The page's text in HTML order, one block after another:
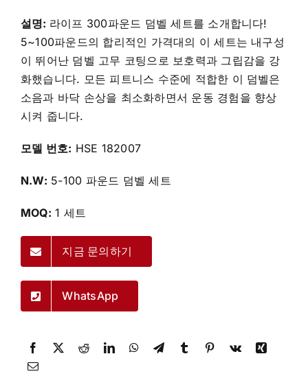
설명: 라이프 300파운드 덤벨 세트를 소개합니다!
5~100파운드의 합리적인 가격대의 이 세트는 내구성
이 뛰어난 덤벨 고무 코팅으로 보호력과 그립감을 강
화했습니다. 모든 피트니스 수준에 적합한 이 덤벨은
소음과 바닥 손상을 최소화하면서 운동 경험을 향상
시켜 줍니다.
모델 번호: HSE 182007
N.W: 5-100 파운드 덤벨 세트
MOQ: 1 세트
지금 문의하기
WhatsApp